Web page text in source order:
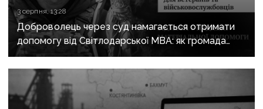
3 серпня, 13:28
Доброволець через суд намагається отримати
допомогу від Світлодарської МВА: як громада
руйнує довіру до влади